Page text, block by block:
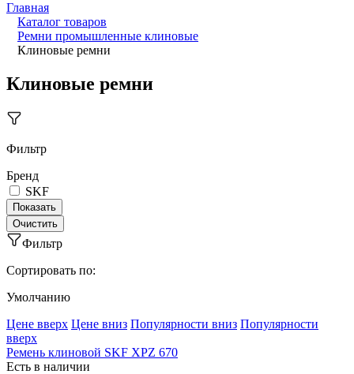
Главная
Каталог товаров
Ремни промышленные клиновые
Клиновые ремни
Клиновые ремни
Фильтр
Бренд
SKF
Фильтр
Сортировать по:
Умолчанию
Ценe вверх Ценe вниз Популярности вниз Популярности
вверх
Ремень клиновой SKF XPZ 670
Есть в наличии